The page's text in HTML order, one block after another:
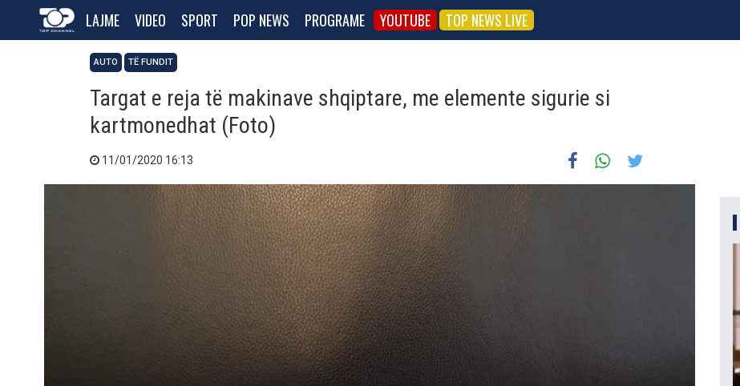
LAJME VIDEO SPORT POP NEWS PROGRAME YOUTUBE TOP NEWS LIVE
AUTO TË FUNDIT
Targat e reja të makinave shqiptare, me elemente sigurie si
kartmonedhat (Foto)
11/01/2020 16:13